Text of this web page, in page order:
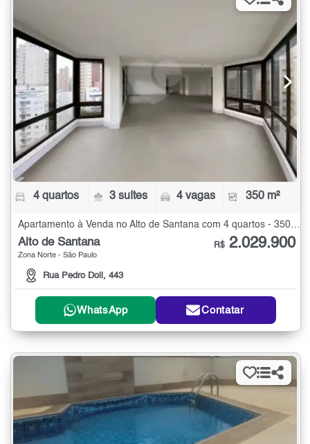
4 quartos 3 suítes 4 vagas 350 m²
Apartamento à Venda no Alto de Santana com 4 quartos - 350 m²
Alto de Santana
Zona Norte - São Paulo
Rua Pedro Doll, 443
R$ 2.029.900
WhatsApp Contatar